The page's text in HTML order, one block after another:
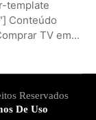
template
Conteúdo
TV em
Reservados
De Uso